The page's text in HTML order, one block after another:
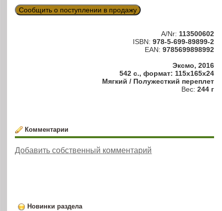
Сообщить о поступлении в продажу
A/Nr: 113500602
ISBN: 978-5-699-89899-2
EAN: 9785699898992
Эксмо, 2016
542 с., формат: 115x165x24
Мягкий / Полужесткий переплет
Вес: 244 г
Комментарии
Добавить собственный комментарий
Новинки раздела